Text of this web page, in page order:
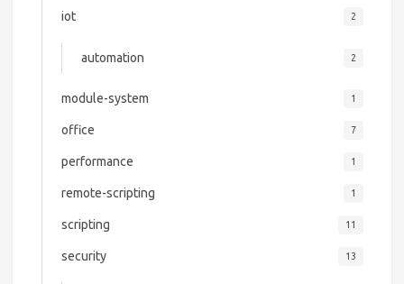
iot 2
automation 2
module-system 1
office 7
performance 1
remote-scripting 1
scripting 11
security 13